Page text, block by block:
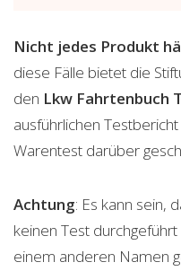
Nicht jedes Produkt
diese Fälle bietet die
den Lkw Fahrtenbuch
ausführlichen
Warentest darüber
Achtung: Es kann sein,
keinen Test
einem anderen Namen